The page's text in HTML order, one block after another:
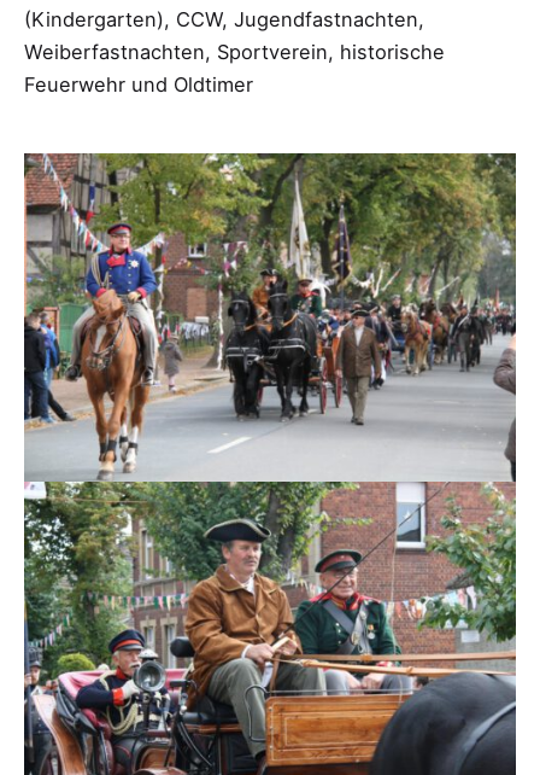
(Kindergarten), CCW, Jugendfastnachten,
Weiberfastnachten, Sportverein, historische
Feuerwehr und Oldtimer